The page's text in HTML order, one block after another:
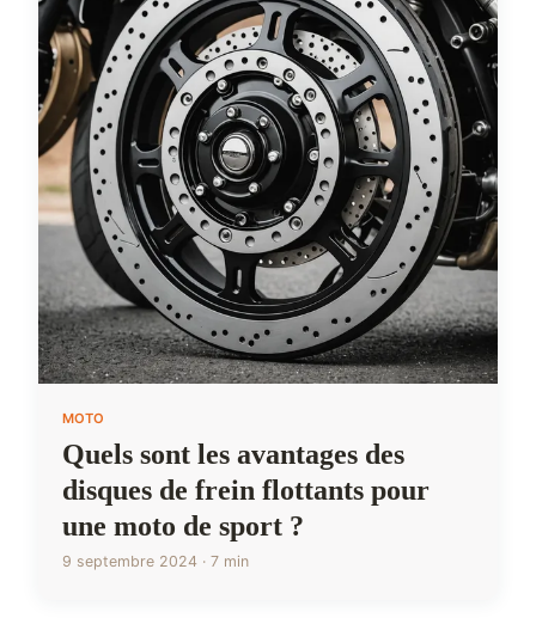
MOTO
Quels sont les avantages des
disques de frein flottants pour
une moto de sport ?
9 septembre 2024 · 7 min